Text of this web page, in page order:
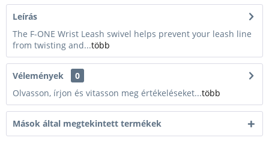
Leírás
The F-ONE Wrist Leash swivel helps prevent your leash line
from twisting and...több
Vélemények
0
Olvasson, írjon és vitasson meg értékeléseket...több
Mások által megtekintett termékek